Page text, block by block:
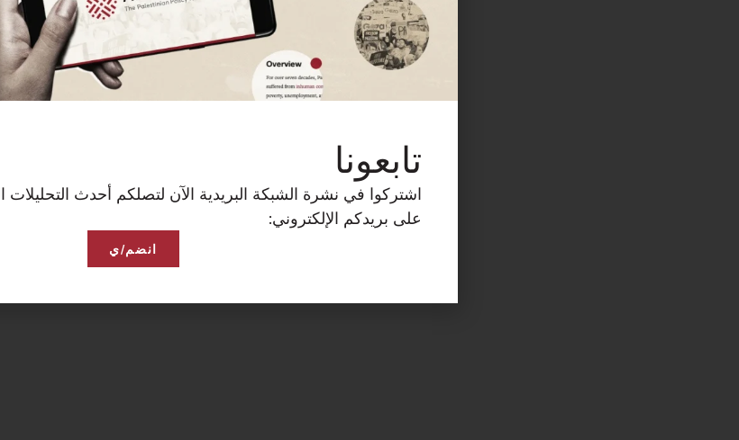
تابعونا
اشتركوا في نشرة الشبكة البريدية الآن لتصلكم أحدث التحليلات
على بريدكم الإلكتروني:
انضم/ي